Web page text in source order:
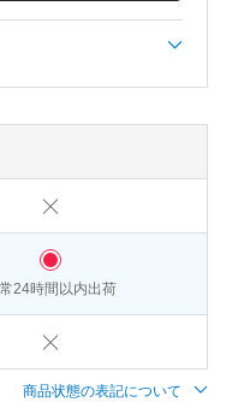
24時間以内出荷
商品状態の表記について